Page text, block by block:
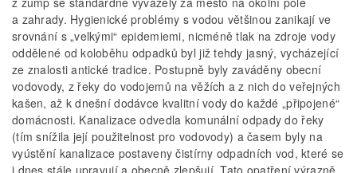
a zahrady. Hygienické problémy s vodou většinou zanikají ve
srovnání s „velkými“ epidemiemi, nicméně tlak na zdroje vody
oddělené od koloběhu odpadků byl již tehdy jasný, vycházející
ze znalosti antické tradice. Postupně byly zaváděny obecní
vodovody, z řeky do vodojemů na věžích a z nich do veřejných
kašen, až k dnešní dodávce kvalitní vody do každé „připojené“
domácnosti. Kanalizace odvedla komunální odpady do řeky
(tím snížila její použitelnost pro vodovody) a časem byly na
vyústění kanalizace postaveny čistírny odpadních vod, které se
i dnes stále upravují a obecně zlepšují. Tato opatření výrazně